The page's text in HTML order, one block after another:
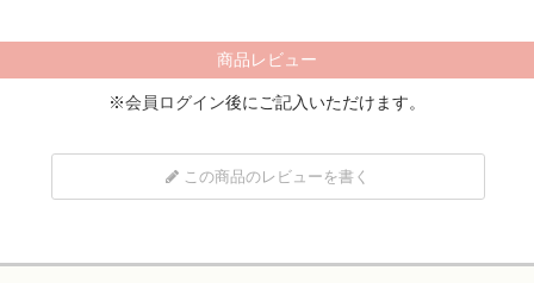
商品レビュー
※会員ログイン後にご記入いただけます。
この商品のレビューを書く